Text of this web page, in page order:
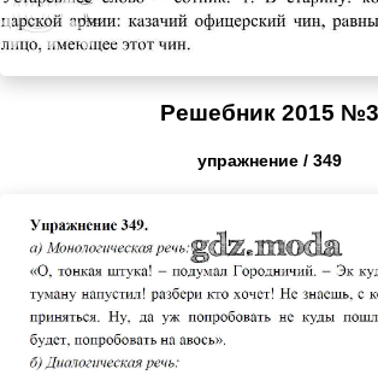
Решебник 2015 №3
упражнение / 349